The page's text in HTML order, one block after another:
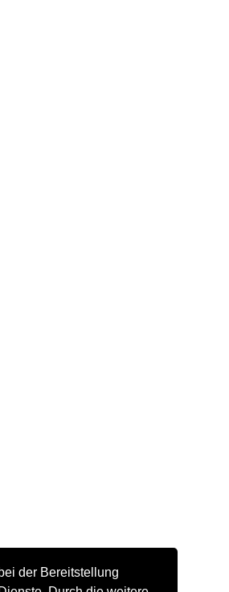
der Bereitstellung